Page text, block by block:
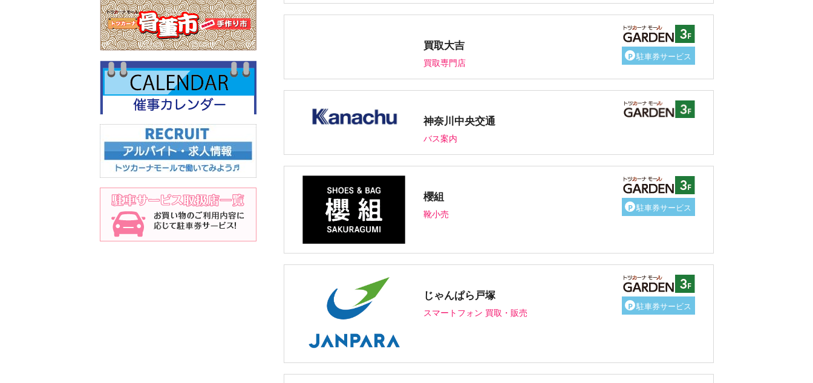
買取大吉
買取専門店
P 駐車券サービス
神奈川中央交通
バス案内
櫻組
靴小売
P 駐車券サービス
じゃんぱら戸塚
スマートフォン 買取・販売
P 駐車券サービス